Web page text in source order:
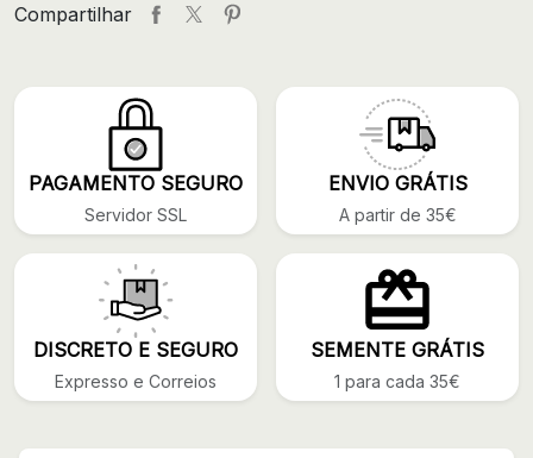
Compartilhar
PAGAMENTO SEGURO
Servidor SSL
ENVIO GRÁTIS
A partir de 35€
DISCRETO E SEGURO
Expresso e Correios
SEMENTE GRÁTIS
1 para cada 35€